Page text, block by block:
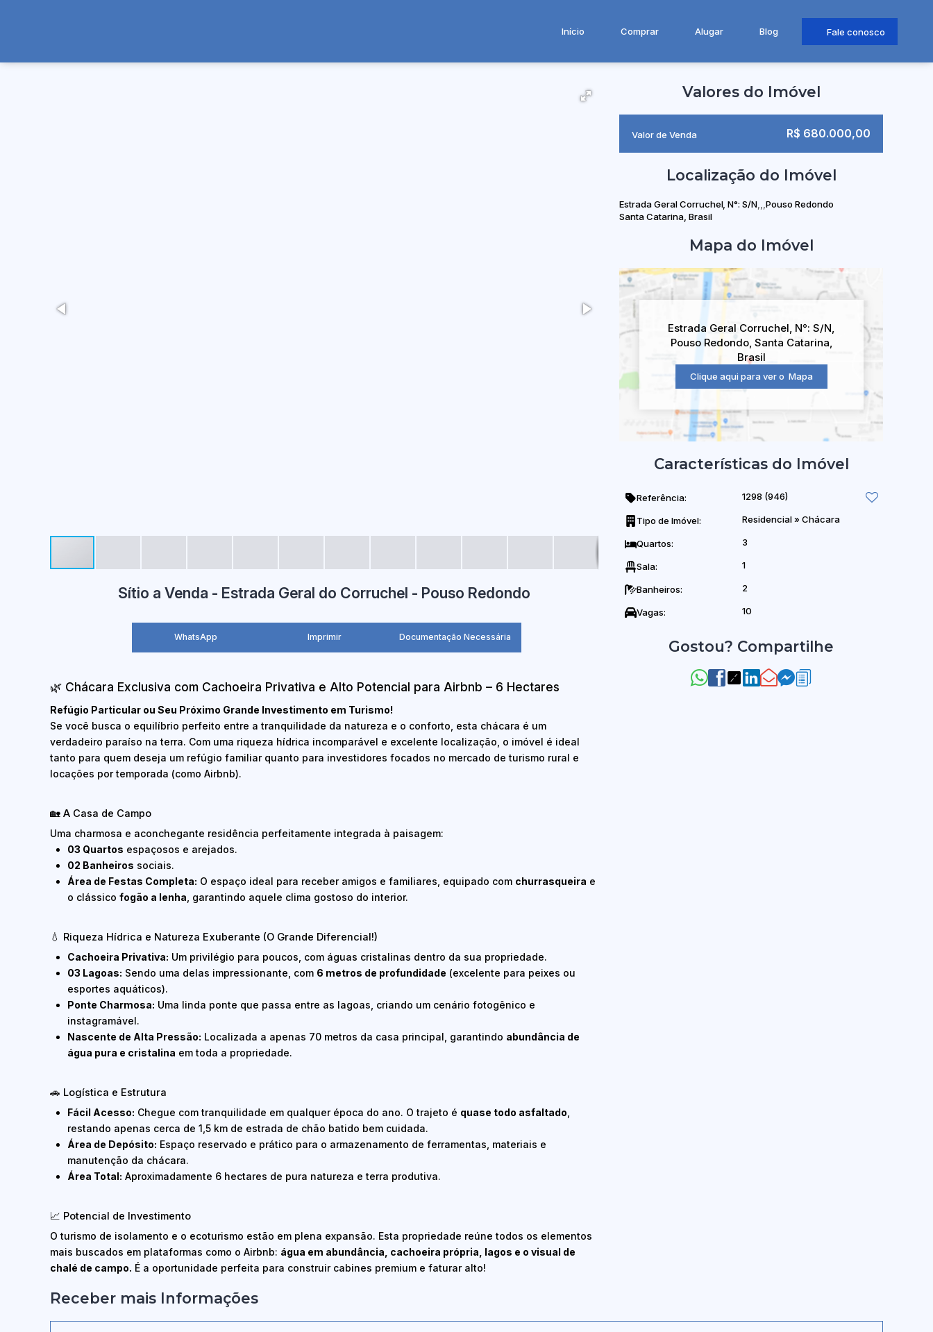
Fale conosco
Blog
Alugar
Comprar
Início
Sítio a Venda - Estrada Geral do Corruchel - Pouso Redondo
WhatsApp Imprimir Documentação Necessária
🌿 Chácara Exclusiva com Cachoeira Privativa e Alto Potencial para Airbnb – 6 Hectares
Refúgio Particular ou Seu Próximo Grande Investimento em Turismo!
Se você busca o equilíbrio perfeito entre a tranquilidade da natureza e o conforto, esta chácara é um
verdadeiro paraíso na terra. Com uma riqueza hídrica incomparável e excelente localização, o imóvel é ideal
tanto para quem deseja um refúgio familiar quanto para investidores focados no mercado de turismo rural e
locações por temporada (como Airbnb).
🏡 A Casa de Campo
Uma charmosa e aconchegante residência perfeitamente integrada à paisagem:
03 Quartos espaçosos e arejados.
02 Banheiros sociais.
Área de Festas Completa: O espaço ideal para receber amigos e familiares, equipado com churrasqueira e
o clássico fogão a lenha , garantindo aquele clima gostoso do interior.
💧 Riqueza Hídrica e Natureza Exuberante (O Grande Diferencial!)
Cachoeira Privativa: Um privilégio para poucos, com águas cristalinas dentro da sua propriedade.
03 Lagoas: Sendo uma delas impressionante, com 6 metros de profundidade (excelente para peixes ou
esportes aquáticos).
Ponte Charmosa: Uma linda ponte que passa entre as lagoas, criando um cenário fotogênico e
instagramável.
Nascente de Alta Pressão: Localizada a apenas 70 metros da casa principal, garantindo abundância de
água pura e cristalina em toda a propriedade.
🚗 Logística e Estrutura
Fácil Acesso: Chegue com tranquilidade em qualquer época do ano. O trajeto é quase todo asfaltado
restando apenas cerca de 1,5 km de estrada de chão batido bem cuidada.
Área de Depósito: Espaço reservado e prático para o armazenamento de ferramentas, materiais e
manutenção da chácara.
Área Total: Aproximadamente 6 hectares de pura natureza e terra produtiva.
📈 Potencial de Investimento
O turismo de isolamento e o ecoturismo estão em plena expansão. Esta propriedade reúne todos os elementos
mais buscados em plataformas como o Airbnb: água em abundância, cachoeira própria, lagos e o visual de
chalé de campo. É a oportunidade perfeita para construir cabines premium e faturar alto!
Valores do Imóvel
R$ 680.000,00
Valor de Venda
Localização do Imóvel
Estrada Geral Corruchel, N°: S/N
Pouso Redondo
Santa Catarina, Brasil
Mapa do Imóvel
Estrada Geral Corruchel, N°: S/N,
Pouso Redondo, Santa Catarina,
Brasil
Clique aqui para ver o Mapa
Características do Imóvel
Referência: 1298 (946)
Tipo de Imóvel: Residencial» Chácara
Quartos: 3
Sala: 1
Banheiros: 2
Vagas: 10
Gostou? Compartilhe
Receber mais Informações